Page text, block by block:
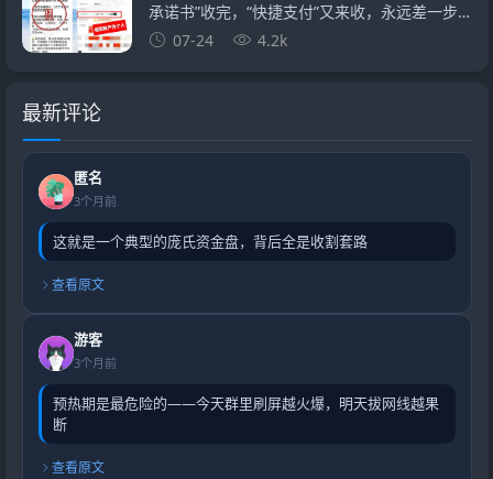
承诺书”收完，“快捷支付”又来收，永远差一步
的回报07-24 4.2k
最新评论
匿名
3个月前
这就是一个典型的庞氏资金盘，背后全是收割套路
查看原文
游客
3个月前
预热期是最危险的——今天群里刷屏越火爆，明天拔网线越果
断
查看原文